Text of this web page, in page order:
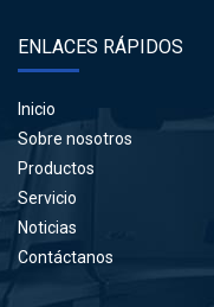
ENLACES RÁPIDOS
Inicio
Sobre nosotros
Productos
Servicio
Noticias
Contáctanos